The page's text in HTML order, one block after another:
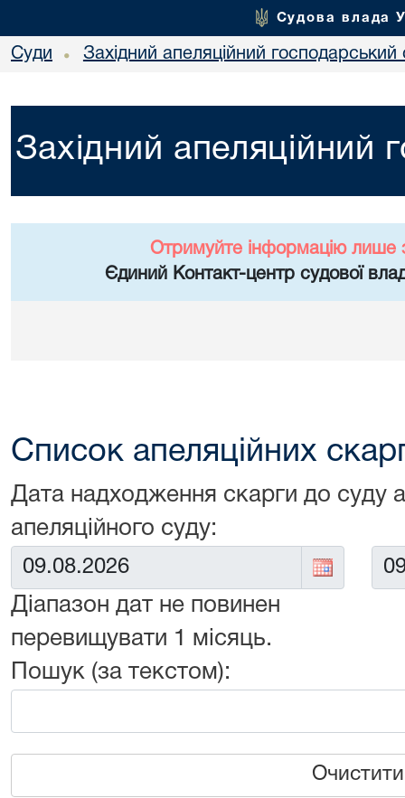
Судова влада
Суди • Західний апеляційний господарський
Західний апеляційний
Отримуйте інформацію лише
Єдиний Контакт-центр судової
Список апеляційних
Дата надходження скарги до суду
апеляційного суду:
Від:
Діапазон дат не повинен
перевищувати 1 місяць.
До:
Пошук (за текстом):
Очистити